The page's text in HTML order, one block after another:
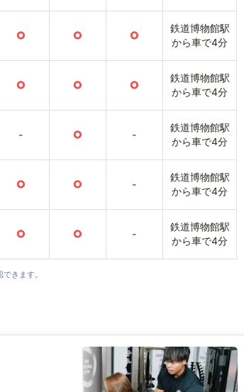
○ ○ ○
鉄道博物館駅
から車で4分
○ ○ ○
鉄道博物館駅
から車で4分
- ○ -
鉄道博物館駅
から車で4分
○ ○ -
鉄道博物館駅
から車で4分
○ ○ -
鉄道博物館駅
から車で4分
きます。